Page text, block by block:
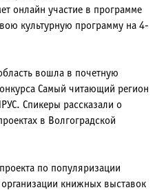
онлайн участие в программе
культурную программу на 4-
вошла в почетную
Самый читающий регион
Спикеры рассказали о
в Волгоградской
по популяризации
книжных выставок